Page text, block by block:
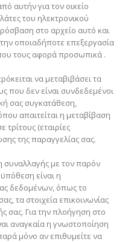
αυτήν για τον οικείο
του ηλεκτρονικού
στο αρχείο αυτό και
οποιαδήποτε επεξεργασία
τους αφορά προσωπικά .
να μεταβιβάσει τα
που δεν είναι συνδεδεμένοι
σας συγκατάθεση,
απαιτείται η μεταβίβαση
(εταιρίες
της παραγγελίας σας.
συναλλαγής με τον παρόν
είναι η
δεδομένων, όπως το
τα στοιχεία επικοινωνίας
σας. Για την πλοήγηση στο
αναγκαία η γνωστοποίηση
μόνο αν επιθυμείτε να